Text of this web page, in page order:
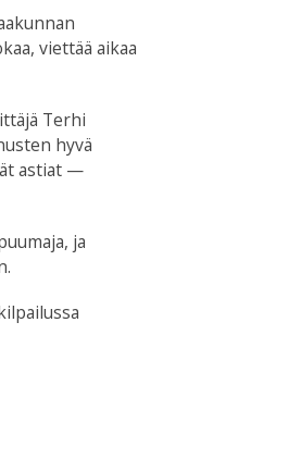
viettää aikaa
Terhi
hyvä
astiat —
ja